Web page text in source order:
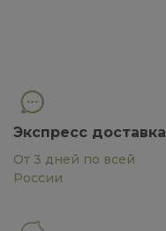
Экспресс доставка
От 3 дней по всей
России